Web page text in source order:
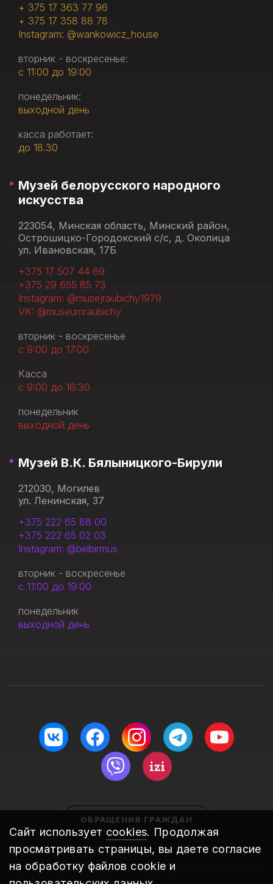
Сайт использует cookies. Продолжая
просматривать страницы, вы даете согласие
на обработку файлов cookie и
+ 375 17 363 77 96
+ 375 17 358 88 78
Instagram: @wankowicz_house
вторник - воскресенье:
с 11:00 до 19:00
понедельник:
выходной день
касса работает:
до 18.30
Музей белорусского народного
искусства
223054, Минская область, Минский район,
Острошицко-Городокский с/с, д. Околица
ул. Ивановская, 17Б
+375 17 507 44 69
+375 29 655 85 73
Instagram: @musejraubichy1979
VK: @museumraubichy
вторник - воскресенье
с 9:00 до 17:00
Касса
с 9:00 до 16:30
понедельник
выходной день
Музей В.К. Бялыницкого-Бирули
212030, Могилев
ул. Ленинская, 37
+375 222 65 88 00
+375 222 65 02 03
Instagram: @belbirmus
вторник - воскресенье
с 11:00 до 19:00
понедельник
выходной день
ОБРАЩЕНИЯ ГРАЖДАН